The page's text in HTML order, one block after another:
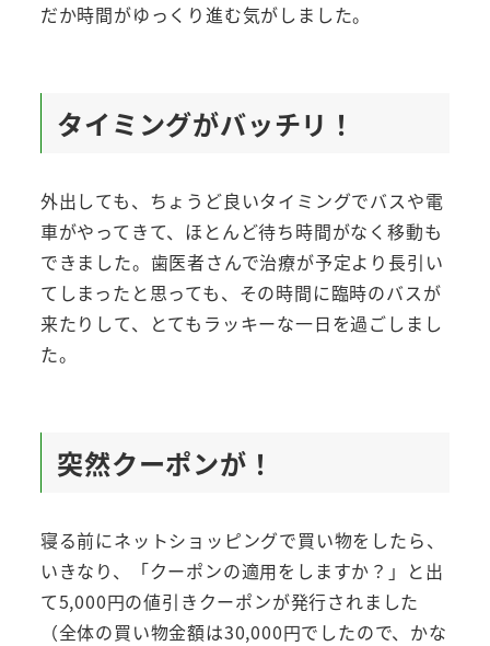
だか時間がゆっくり進む気がしました。
タイミングがバッチリ！
外出しても、ちょうど良いタイミングでバスや電
車がやってきて、ほとんど待ち時間がなく移動も
できました。歯医者さんで治療が予定より長引い
てしまったと思っても、その時間に臨時のバスが
来たりして、とてもラッキーな一日を過ごしまし
た。
突然クーポンが！
寝る前にネットショッピングで買い物をしたら、
いきなり、「クーポンの適用をしますか？」と出
て5,000円の値引きクーポンが発行されました
（全体の買い物金額は30,000円でしたので、かな